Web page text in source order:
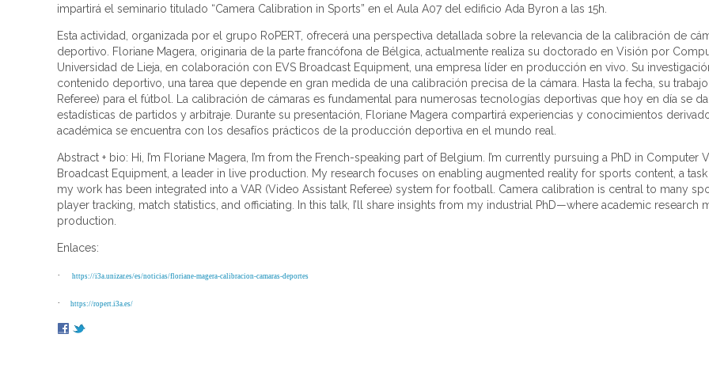
impartirá el seminario titulado “Camera Calibration in Sports” en el Aula A07 del edificio Ada Byron a las 15h.
Esta actividad, organizada por el grupo RoPERT, ofrecerá una perspectiva detallada sobre la relevancia de la calibración de
deportivo. Floriane Magera, originaria de la parte francófona de Bélgica, actualmente realiza su doctorado en Visión por
Universidad de Lieja, en colaboración con EVS Broadcast Equipment, una empresa líder en producción en vivo. Su
contenido deportivo, una tarea que depende en gran medida de una calibración precisa de la cámara. Hasta la fecha, su
Referee) para el fútbol. La calibración de cámaras es fundamental para numerosas tecnologías deportivas que hoy en día se
estadísticas de partidos y arbitraje. Durante su presentación, Floriane Magera compartirá experiencias y conocimientos
académica se encuentra con los desafíos prácticos de la producción deportiva en el mundo real.
Abstract + bio: Hi, I’m Floriane Magera, I’m from the French-speaking part of Belgium. I’m currently pursuing a PhD in
Broadcast Equipment, a leader in live production. My research focuses on enabling augmented reality for sports content, a
my work has been integrated into a VAR (Video Assistant Referee) system for football. Camera calibration is central to many
player tracking, match statistics, and officiating. In this talk, I’ll share insights from my industrial PhD—where academic
production.
Enlaces:
· https://i3a.unizar.es/es/noticias/floriane-magera-calibracion-camaras-deportes
· https://ropert.i3a.es/